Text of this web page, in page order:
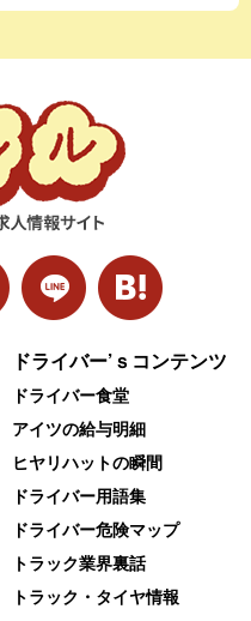
ドライバー’ｓコンテンツ
ドライバー食堂
アイツの給与明細
ヒヤリハットの瞬間
ドライバー用語集
ドライバー危険マップ
トラック業界裏話
トラック・タイヤ情報